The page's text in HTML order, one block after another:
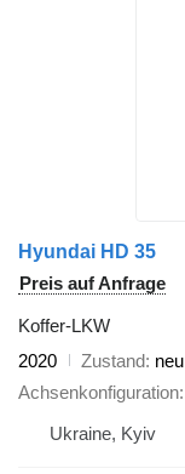
Hyundai HD 35
Preis auf Anfrage
Koffer-LKW
2020
Zustand neu
Achsenkonfiguration
Ukraine, Kyiv